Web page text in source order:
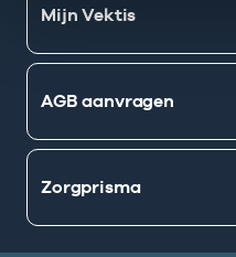
Mijn Vektis
AGB aanvragen
Zorgprisma